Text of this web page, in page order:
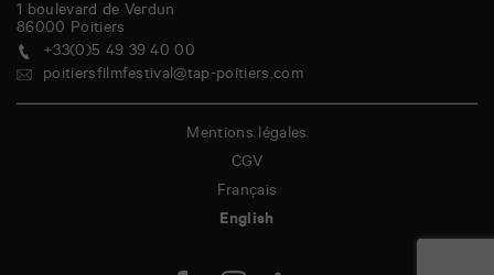
1 boulevard de Verdun
86000 Poitiers
+33(0)5 49 39 40 00
poitiersfilmfestival@tap-poitiers.com
Mentions légales
CGV
Français
English